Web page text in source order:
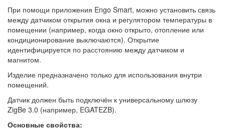
При помощи приложения Engo Smart, можно установить связь
между датчиком открытия окна и регулятором температуры в
помещении (например, когда окно открыто, отопление или
кондиционирование выключаются). Открытие
идентифицируется по расстоянию между датчиком и
магнитом.
Изделие предназначено только для использования внутри
помещений.
Датчик должен быть подключён к универсальному шлюзу
ZigBe 3.0 (например, EGATEZB).
Основные свойства: